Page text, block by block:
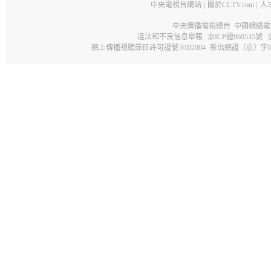
中央電視台網站 關於CCTV.com 人
中央廣播電視總台 中國網絡
違法和不良信息舉報
京ICP證060535號
網上傳播視聽節目許可證號 0102004 新出網證（京）